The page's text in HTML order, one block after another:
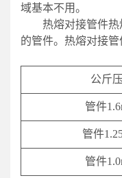
域基本不用。
热熔对接管件
的管件。热熔对接管
公斤
管件
管件
管件